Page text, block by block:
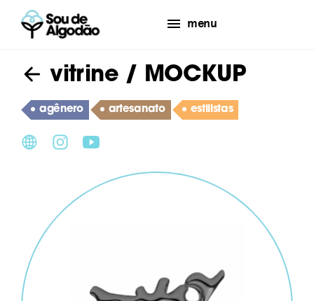
menu
vitrine/ MOCKUP
agênero artesanato estilistas